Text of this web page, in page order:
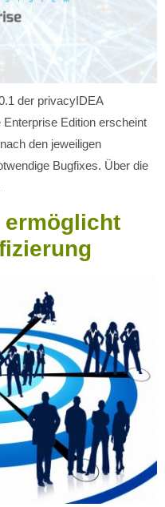
der privacyIDEA
Edition erscheint
den jeweiligen
Bugfixes. Über die
ermöglicht